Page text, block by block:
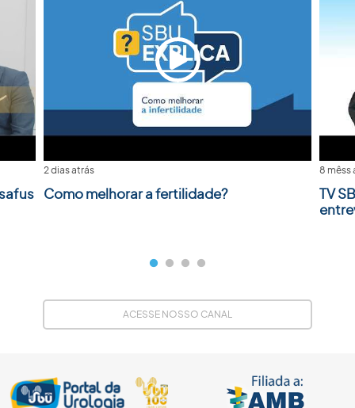
2 dias atrás
Como melhorar a fertilidade?
8 mêss
TV
ACESSE NOSSO CANAL